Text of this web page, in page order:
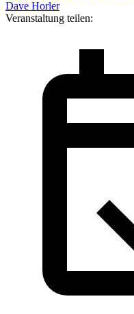
Veranstaltung teilen: